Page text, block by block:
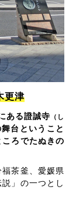
更津
ある證誠寺 （し
台ということ
ろでたぬきの
茶釜、愛媛県
」の一つとし